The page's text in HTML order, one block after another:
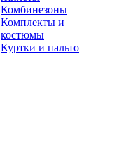
Комбинезоны
Комплекты и
костюмы
Куртки и пальто